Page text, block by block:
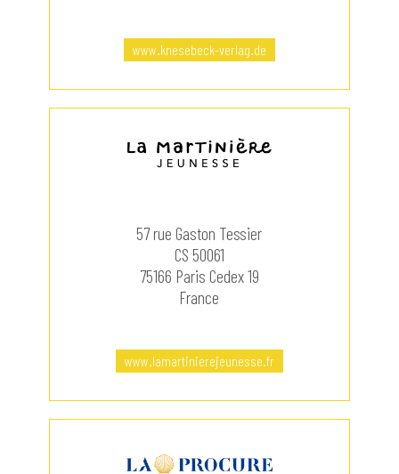
www.knesebeck-verlag.de
57 rue Gaston Tessier
CS 50061
75166 Paris Cedex 19
France
www.lamartinierejeunesse.fr